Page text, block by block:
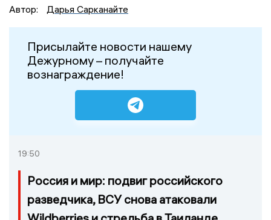
Автор:
Дарья Сарканайте
Присылайте новости нашему
Дежурному – получайте
вознаграждение!
19:50
Россия и мир: подвиг российского
разведчика, ВСУ снова атаковали